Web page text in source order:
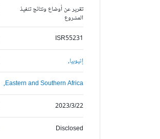
تقرير عن أوضاع ونتائج تنفيذ
المشروع
ISR55231
إثيوبيا,
Eastern and Southern Africa,
2023/3/22
Disclosed